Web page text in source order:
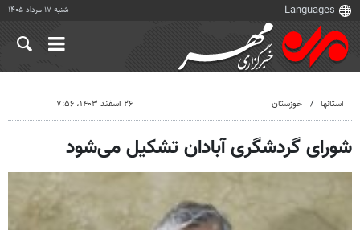
شنبه ۱۷ مرداد ۱۴۰۵
استانها خوزستان ۲۶ اسفند ۱۴۰۳، ۷:۵۶
شورای گردشگری آبادان تشکیل می‌شود